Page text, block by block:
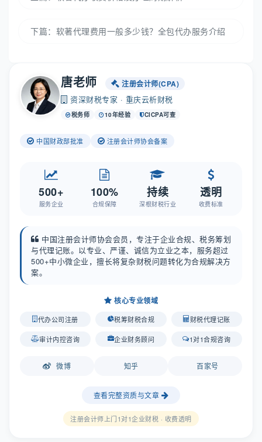
下篇： 软著代理费用一般多少钱？全包代办服务介绍
唐老师 注册会计师(CPA)
资深财税专家 · 重庆云析财税
税务师 10年经验 CICPA可查
中国财政部批准 注册会计师协会备案
500+
服务企业
100%
合规保障
持续
深根财税行业
透明
收费标准
中国注册会计师协会会员，专注于企业合规、税务筹划
与代理记账。以专业、严谨、诚信为立业之本，服务超过
500+中小微企业，擅长将复杂财税问题转化为合规解决方
案。
核心专业领域
代办公司注册 税筹财税合规 财税代理记账
审计内控咨询 企业财务顾问 1对1合规咨询
微博 知乎 百家号
查看完整资质与文章
注册会计师上门1对1企业财税 · 收费透明